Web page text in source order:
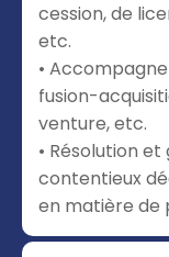
cession, de
etc.
•
fusion-
venture, etc.
• Résolution
contentieux
en matière de